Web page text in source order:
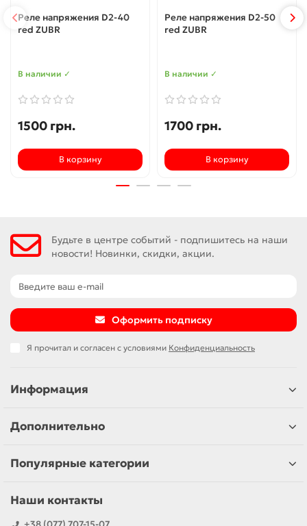
Реле напряжения D2-40
red ZUBR
В наличии ✓
1500 грн.
В корзину
Реле напряжения D2-50
red ZUBR
В наличии ✓
1700 грн.
В корзину
Будьте в центре событий - подпишитесь на наши
новости! Новинки, скидки, акции.
Оформить подписку
Я прочитал и согласен с условиями Конфиденциальность
Информация
Дополнительно
Популярные категории
Наши контакты